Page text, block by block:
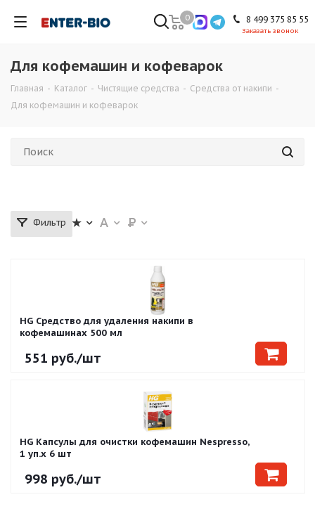
8 499 375 85 55
Заказать звонок
0
Для кофемашин и кофеварок
Главная - Каталог - Чистящие средства - Средства от накипи -
Для кофемашин и кофеварок
Фильтр
HG Средство для удаления накипи в
кофемашинах 500 мл
551 руб./шт
HG Капсулы для очистки кофемашин Nespresso,
1 уп.х 6 шт
998 руб./шт